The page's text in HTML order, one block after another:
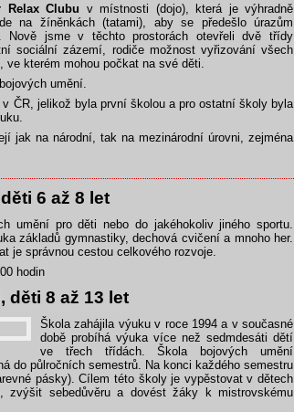
Relax Clubu v místnosti (dojo), která je výhradně
na žíněnkách (tatami), aby se předešlo úrazům
jsme v těchto prostorách otevřeli dvě třídy
sociální zázemí, rodiče možnost vyřizování všech
kterém mohou počkat na své děti.
umění.
ČR, jelikož byla první školou a pro ostatní školy byla
jak na národní, tak na mezinárodní úrovni, zejména
6 až 8 let
umění pro děti nebo do jakéhokoliv jiného sportu.
základů gymnastiky, dechová cvičení a mnoho her.
je správnou cestou celkového rozvoje.
hodin
děti 8 až 13 let
Škola zahájila výuku v roce 1994 a v současné
době probíhá výuka více než sedmdesáti dětí
ve třech třídách. Škola bojových umění
do půlročních semestrů. Na konci každého semestru
pásky). Cílem této školy je vypěstovat v dětech
zvýšit sebedůvěru a dovést žáky k mistrovskému